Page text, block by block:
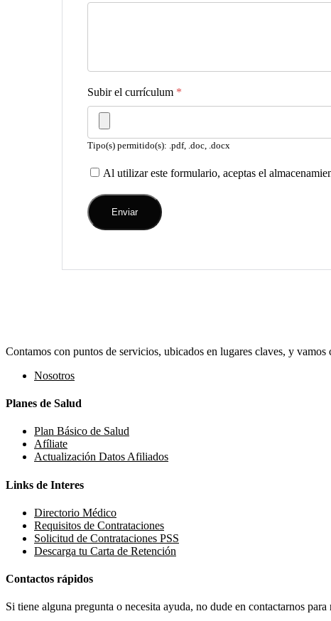
Subir el currículum *
Tipo(s) permitido(s): .pdf, .doc, .docx
Al utilizar este formulario, aceptas el
Contamos con puntos de servicios, ubicados en lugares claves, y
Nosotros
Planes de Salud
Plan Básico de Salud
Afíliate
Actualización Datos Afiliados
Links de Interes
Directorio Médico
Requisitos de Contrataciones
Solicitud de Contrataciones PSS
Descarga tu Carta de Retención
Contactos rápidos
Si tiene alguna pregunta o necesita ayuda, no dude en contactarnos para